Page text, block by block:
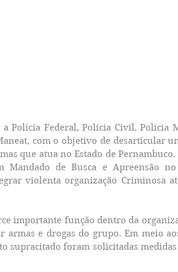
a Polícia Federal, Polícia Civil, Polícia
com o objetivo de desarticular
que atua no Estado de Pernambuco.
Mandado de Busca e Apreensão
violenta organização Criminosa
importante função dentro da
armas e drogas do grupo. Em meio
supracitado foram solicitadas